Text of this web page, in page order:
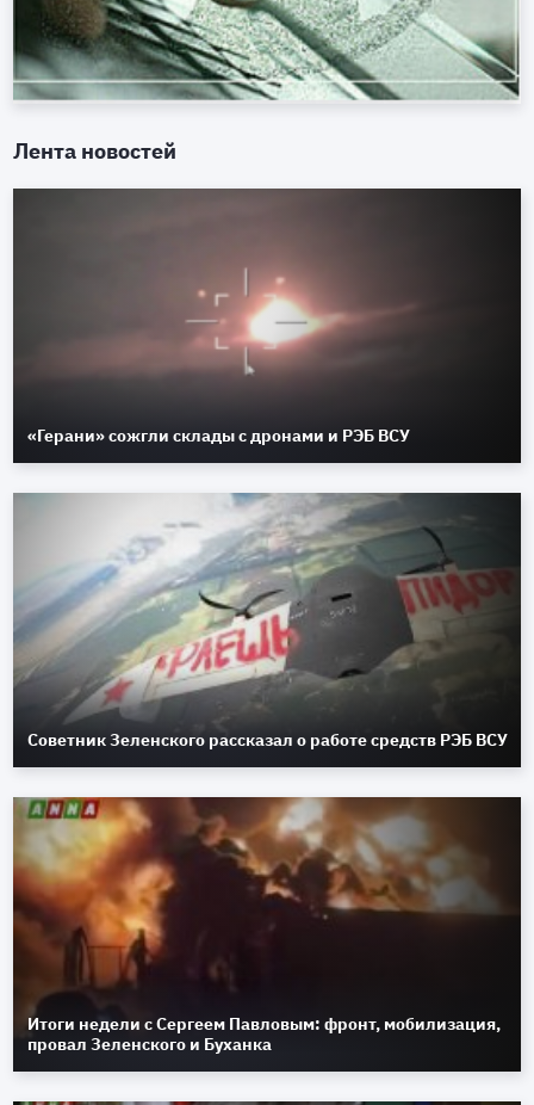
Лента новостей
«Герани» сожгли склады с дронами и РЭБ ВСУ
Советник Зеленского рассказал о работе средств РЭБ ВСУ
Итоги недели с Сергеем Павловым: фронт, мобилизация,
провал Зеленского и Буханка